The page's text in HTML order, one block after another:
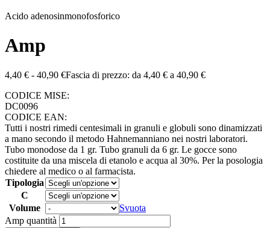
Acido adenosinmonofosforico
Amp
4,40 € - 40,90 €Fascia di prezzo: da 4,40 € a 40,90 €
CODICE MISE:
DC0096
CODICE EAN:
Tutti i nostri rimedi centesimali in granuli e globuli sono dinamizzati
a mano secondo il metodo Hahnemanniano nei nostri laboratori.
Tubo monodose da 1 gr. Tubo granuli da 6 gr. Le gocce sono
costituite da una miscela di etanolo e acqua al 30%. Per la posologia
chiedere al medico o al farmacista.
Tipologia
C
Volume
Svuota
Amp quantità